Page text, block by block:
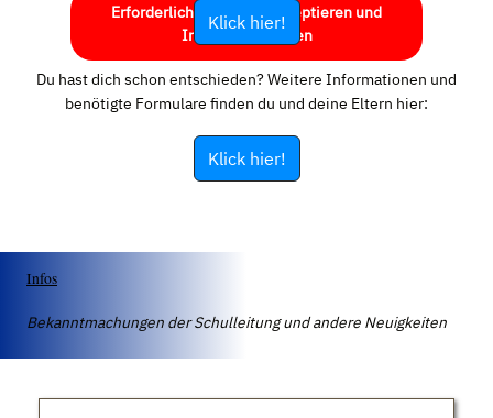
Erforderlichen Service akzeptieren und
Inhalte entsperren
Klick hier!
Du hast dich schon entschieden? Weitere Informationen und
benötigte Formulare finden du und deine Eltern hier:
Klick hier!
Infos
Bekanntmachungen der Schulleitung und andere Neuigkeiten